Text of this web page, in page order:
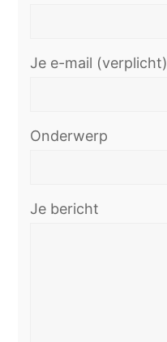
Je e-mail (verplicht)
Onderwerp
Je bericht